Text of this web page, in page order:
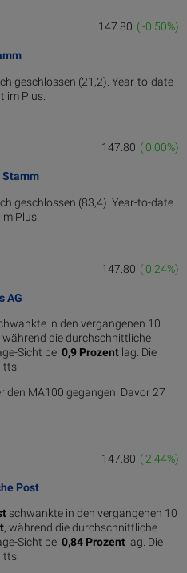
( -0.50%)
147.80
geschlossen (21,2). Year-to-date
im Plus.
( 0.00%)
147.80
Stamm
geschlossen (83,4). Year-to-date
Plus.
( 0.24%)
147.80
AG
in den vergangenen 10
während die durchschnittliche
Sicht bei 0,9 Prozent lag. Die
den MA100 gegangen. Davor 27
( 2.44%)
147.80
Post
schwankte in den vergangenen 10
, während die durchschnittliche
Sicht bei 0,84 Prozent lag. Die